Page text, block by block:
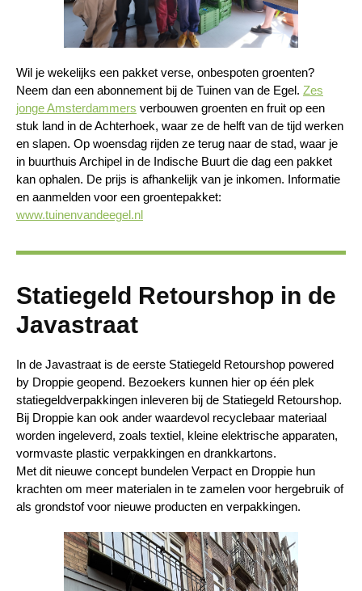
Wil je wekelijks een pakket verse, onbespoten groenten?
Neem dan een abonnement bij de Tuinen van de Egel. Zes
jonge Amsterdammers verbouwen groenten en fruit op een
stuk land in de Achterhoek, waar ze de helft van de tijd werken
en slapen. Op woensdag rijden ze terug naar de stad, waar je
in buurthuis Archipel in de Indische Buurt die dag een pakket
kan ophalen. De prijs is afhankelijk van je inkomen. Informatie
en aanmelden voor een groentepakket:
www.tuinenvandeegel.nl
Statiegeld Retourshop in de
Javastraat
In de Javastraat is de eerste Statiegeld Retourshop powered
by Droppie geopend. Bezoekers kunnen hier op één plek
statiegeldverpakkingen inleveren bij de Statiegeld Retourshop.
Bij Droppie kan ook ander waardevol recyclebaar materiaal
worden ingeleverd, zoals textiel, kleine elektrische apparaten,
vormvaste plastic verpakkingen en drankkartons.
Met dit nieuwe concept bundelen Verpact en Droppie hun
krachten om meer materialen in te zamelen voor hergebruik of
als grondstof voor nieuwe producten en verpakkingen.